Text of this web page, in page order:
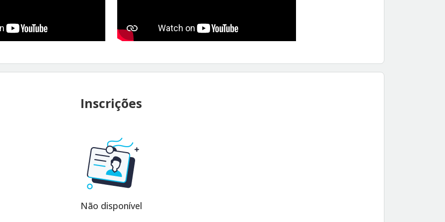
Inscrições
Não disponível